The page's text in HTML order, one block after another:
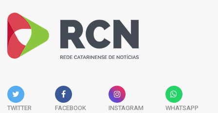
TWITTER FACEBOOK INSTAGRAM WHATSAPP